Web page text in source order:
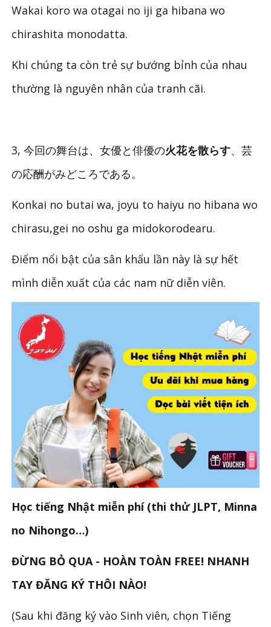
Wakai koro wa otagai no iji ga hibana wo
chirashita monodatta.
Khi chúng ta còn trẻ sự bướng bỉnh của nhau
thường là nguyên nhân của tranh cãi.
3, 今回の舞台は、女優と俳優の火花を散らす、芸
の応酬がみどころである。
Konkai no butai wa, joyu to haiyu no hibana wo
chirasu,gei no oshu ga midokorodearu.
Điểm nổi bật của sân khấu lần này là sự hết
mình diễn xuất của các nam nữ diễn viên.
Học tiếng Nhật miễn phí (thi thử JLPT, Minna
no Nihongo…)
ĐỪNG BỎ QUA - HOÀN TOÀN FREE! NHANH
TAY ĐĂNG KÝ THÔI NÀO!
(Sau khi đăng ký vào Sinh viên, chọn Tiếng